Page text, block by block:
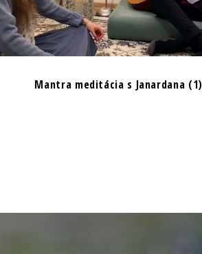
Mantra meditácia s Janardana (1)